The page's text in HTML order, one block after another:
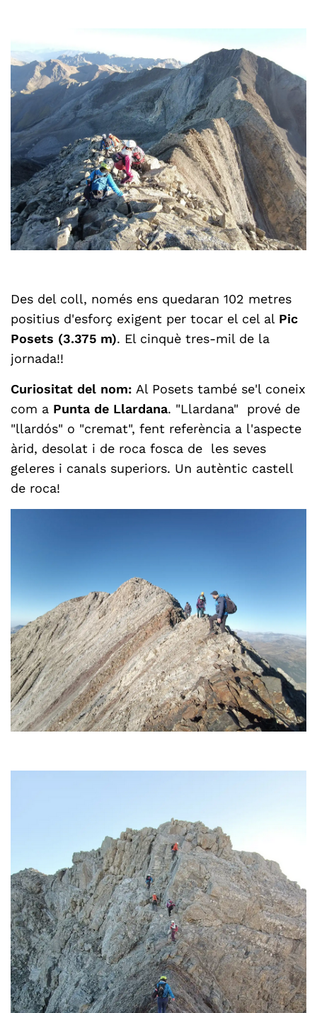
Des del coll, només ens quedaran 102 metres
positius d'esforç exigent per tocar el cel al Pic
Posets (3.375 m). El cinquè tres-mil de la
jornada!!
Curiositat del nom: Al Posets també se'l coneix
com a Punta de Llardana. "Llardana" prové de
"llardós" o "cremat", fent referència a l'aspecte
àrid, desolat i de roca fosca de les seves
geleres i canals superiors. Un autèntic castell
de roca!